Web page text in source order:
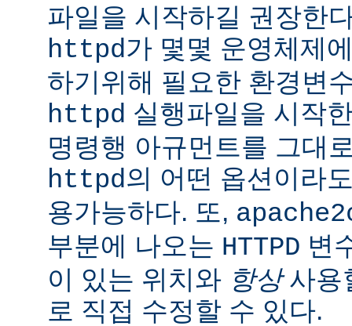
파일을 시작하길 권장한
httpd가 몇몇 운영체제
하기위해 필요한 환경변
httpd 실행파일을 시작
명령행 아규먼트를 그대
httpd의 어떤 옵션이라
용가능하다. 또,
부분에 나오는 HTTPD 변
이 있는 위치와 항상사용
로 직접 수정할 수 있다.